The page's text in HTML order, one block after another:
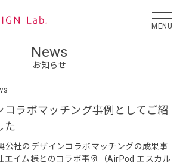
MENU
News
お知らせ
コラボマッチング事例としてご紹
た
公社のデザインコラボマッチングの成果事
エイム様とのコラボ事例（AirPod エスカル